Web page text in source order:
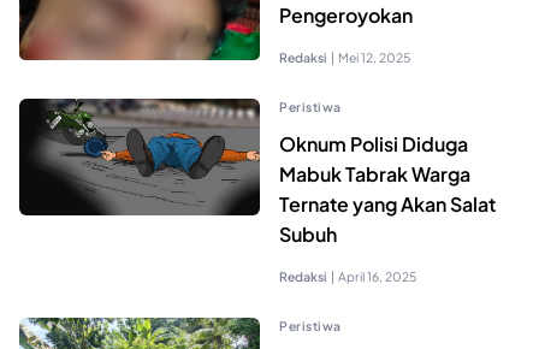
Pengeroyokan
Redaksi | Mei 12, 2025
Peristiwa
Oknum Polisi Diduga
Mabuk Tabrak Warga
Ternate yang Akan Salat
Subuh
Redaksi | April 16, 2025
Peristiwa